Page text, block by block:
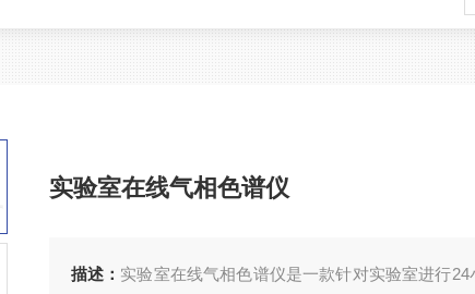
实验室在线气相色谱仪
描述： 实验室在线气相色谱仪是一款针对实验室进行